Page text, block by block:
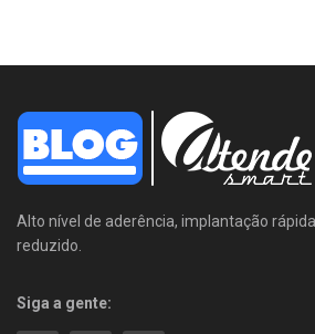
Alto nível de aderência, implantação
reduzido.
Siga a gente: